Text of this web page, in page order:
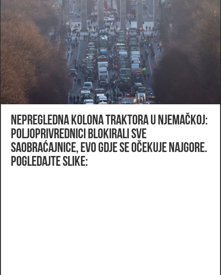
Nepregledna kolona traktora u Njemačkoj:
Poljoprivrednici blokirali sve
saobraćajnice, evo gdje se očekuje najgore.
POGLEDAJTE SLIKE: